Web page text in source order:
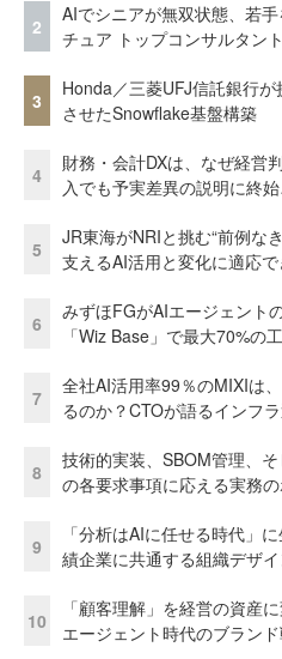
2
AIでシニアが無双状態、若
チュア トップコンサルタン
3
Honda／三菱UFJ信託銀行が
させたSnowflake基盤構築
4
財務・会計DXは、なぜ経
入でも予実差異の説明に終
5
JR東海がNRIと挑む“前例な
支えるAI活用と変化に適応
6
みずほFGがAIエージェント
「Wiz Base」で最大70%の
7
全社AI活用率99％のMIXIは
るのか？CTOが語るインフ
8
技術的実装、SBOM管理、
の各要求事項に応える実務
9
「分析はAIに任せる時代」
績企業に共通する組織デザ
10
「顧客理解」を経営の資産
エージェント時代のブラン